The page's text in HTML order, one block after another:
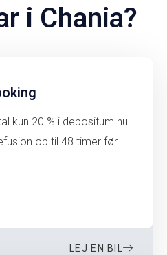
i Chania?
kun 20 % i depositum nu!
op til 48 timer før
LEJ EN BIL